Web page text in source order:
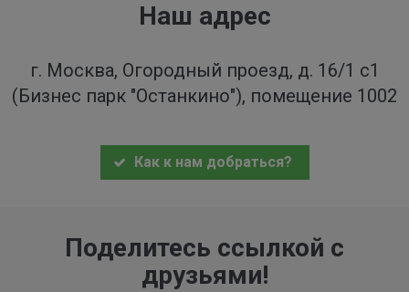
Наш адрес
г. Москва, Огородный проезд, д. 16/1 с1
(Бизнес парк "Останкино"), помещение 1002
Как к нам добраться?
Поделитесь ссылкой с
друзьями!